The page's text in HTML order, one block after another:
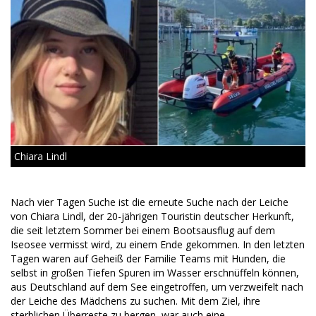
Chiara Lindl
Nach vier Tagen Suche ist die erneute Suche nach der Leiche
von Chiara Lindl, der 20-jährigen Touristin deutscher Herkunft,
die seit letztem Sommer bei einem Bootsausflug auf dem
Iseosee vermisst wird, zu einem Ende gekommen. In den letzten
Tagen waren auf Geheiß der Familie Teams mit Hunden, die
selbst in großen Tiefen Spuren im Wasser erschnüffeln können,
aus Deutschland auf dem See eingetroffen, um verzweifelt nach
der Leiche des Mädchens zu suchen. Mit dem Ziel, ihre